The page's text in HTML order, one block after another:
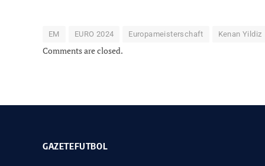
EM EURO 2024 Europameisterschaft Kenan Yildiz
Comments are closed.
GAZETEFUTBOL